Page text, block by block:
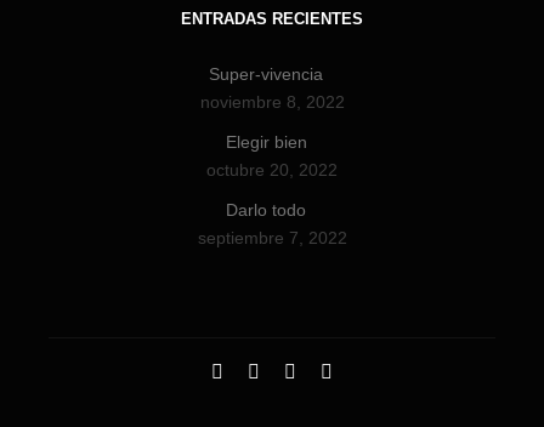
ENTRADAS RECIENTES
Super-vivencia
noviembre 8, 2022
Elegir bien
octubre 20, 2022
Darlo todo
septiembre 7, 2022